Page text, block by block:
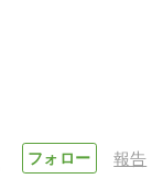
報告